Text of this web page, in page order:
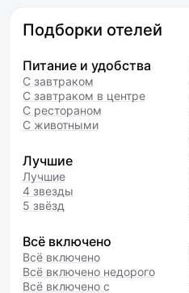
Подборки отелей
Питание и удобства
С завтраком
С завтраком в центре
С рестораном
С животными
Лучшие
Лучшие
4 звезды
5 звёзд
Всё включено
Всё включено
Всё включено недорого
Всё включено с